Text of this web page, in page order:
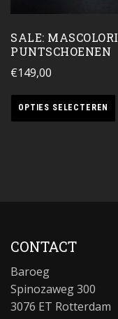
SALE: MASCOLORI
PUNTSCHOENEN
€149,00
OPTIES SELECTEREN
CONTACT
Baroeg
Spinozaweg 300
3076 ET Rotterdam